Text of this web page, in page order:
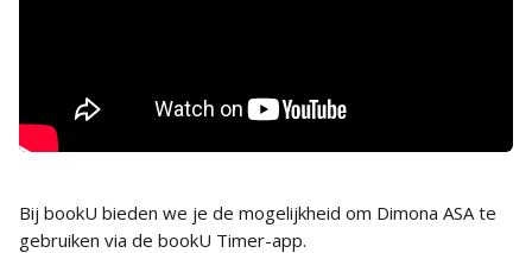
Bij bookU bieden we je de mogelijkheid om Dimona ASA te
gebruiken via de bookU Timer-app.